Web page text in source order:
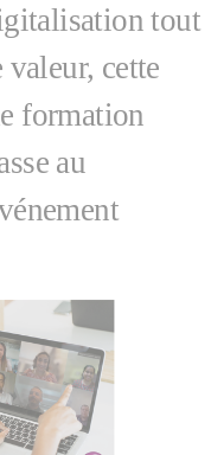
tout
cette
formation
au